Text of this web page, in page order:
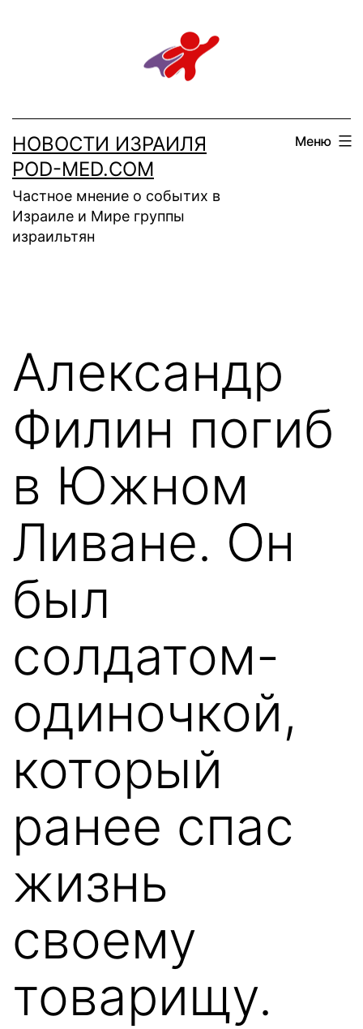
НОВОСТИ ИЗРАИЛЯ
POD-MED.COM
Частное мнение о событих в
Израиле и Мире группы
израильтян
Меню
Александр
Филин погиб
в Южном
Ливане. Он
был
солдатом-
одиночкой,
который
ранее спас
жизнь
своему
товарищу.